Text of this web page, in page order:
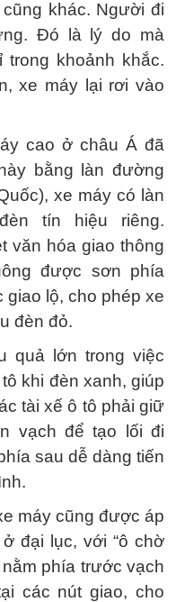
khác. Người đi
Đó là lý do mà
khoảnh khắc.
xe máy lại rơi vào
cao ở châu Á đã
bằng làn đường
xe máy có làn
tín hiệu riêng.
văn hóa giao thông
được sơn phía
lộ, cho phép xe
đèn đỏ.
quả lớn trong việc
khi đèn xanh, giúp
tài xế ô tô phải giữ
vạch để tạo lối đi
sau dễ dàng tiến
máy cũng được áp
đại lục, với “ô chờ
phía trước vạch
các nút giao, cho